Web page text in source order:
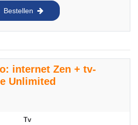
Bestellen
internet Zen + tv-
Unlimited
Tv